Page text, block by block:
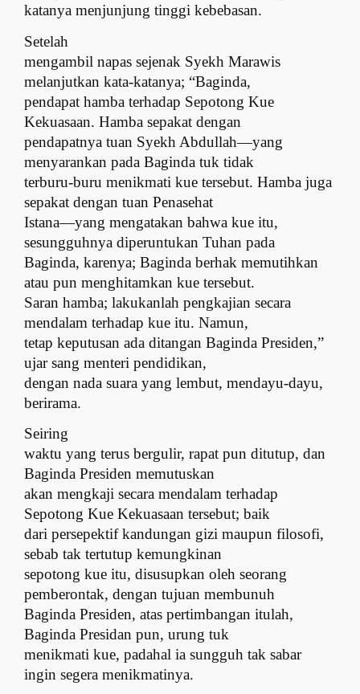
katanya menjunjung tinggi kebebasan.
Setelah
mengambil napas sejenak Syekh Marawis
melanjutkan kata-katanya; “Baginda,
pendapat hamba terhadap Sepotong Kue
Kekuasaan. Hamba sepakat dengan
pendapatnya tuan Syekh Abdullah—yang
menyarankan pada Baginda tuk tidak
terburu-buru menikmati kue tersebut. Hamba juga
sepakat dengan tuan Penasehat
Istana—yang mengatakan bahwa kue itu,
sesungguhnya diperuntukan Tuhan pada
Baginda, karenya; Baginda berhak memutihkan
atau pun menghitamkan kue tersebut.
Saran hamba; lakukanlah pengkajian secara
mendalam terhadap kue itu. Namun,
tetap keputusan ada ditangan Baginda Presiden,”
ujar sang menteri pendidikan,
dengan nada suara yang lembut, mendayu-dayu,
berirama.
Seiring
waktu yang terus bergulir, rapat pun ditutup, dan
Baginda Presiden memutuskan
akan mengkaji secara mendalam terhadap
Sepotong Kue Kekuasaan tersebut; baik
dari persepektif kandungan gizi maupun filosofi,
sebab tak tertutup kemungkinan
sepotong kue itu, disusupkan oleh seorang
pemberontak, dengan tujuan membunuh
Baginda Presiden, atas pertimbangan itulah,
Baginda Presidan pun, urung tuk
menikmati kue, padahal ia sungguh tak sabar
ingin segera menikmatinya.